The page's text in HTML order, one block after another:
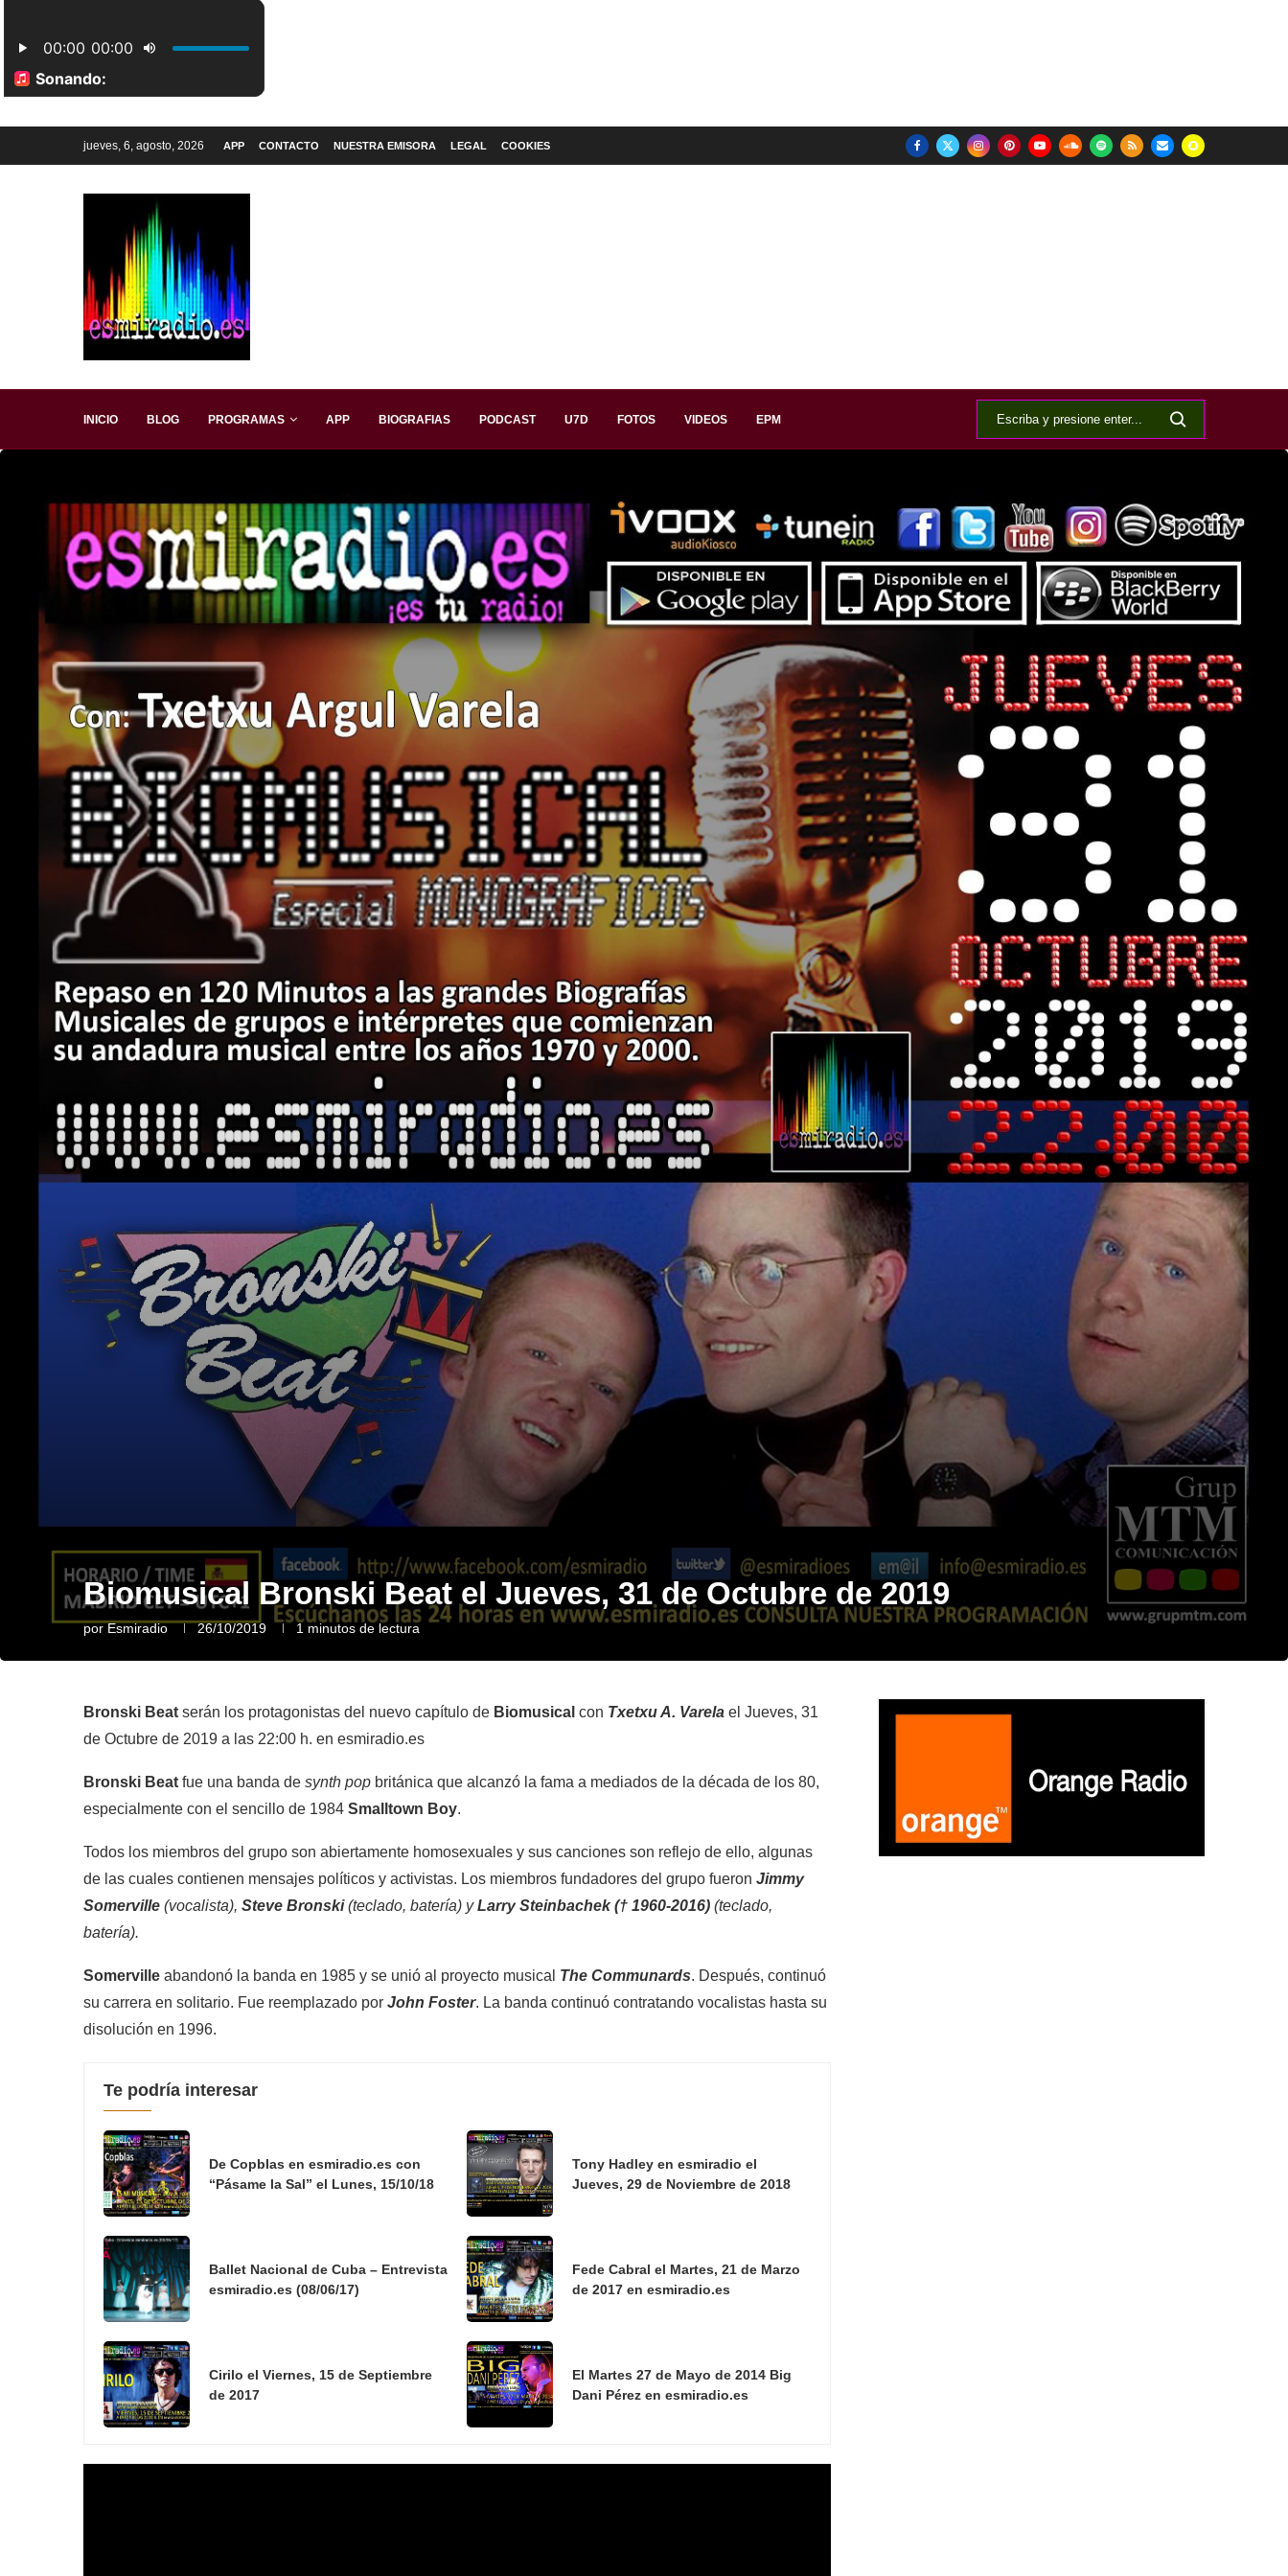
jueves, 6, agosto, 2026 APP CONTACTO NUESTRA EMISORA LEGAL COOKIES
INICIO BLOG PROGRAMAS APP BIOGRAFIAS PODCAST U7D FOTOS VIDEOS EPM
Biomusical Bronski Beat el Jueves, 31 de Octubre de 2019
porEsmiradio 26/10/2019 1 minutos de lectura
Bronski Beat serán los protagonistas del nuevo capítulo de Biomusical con Txetxu A. Varela el Jueves, 31
de Octubre de 2019 a las 22:00 h. en esmiradio.es
Bronski Beat fue una banda de synth pop británica que alcanzó la fama a mediados de la década de los 80,
especialmente con el sencillo de 1984 Smalltown Boy.
Todos los miembros del grupo son abiertamente homosexuales y sus canciones son reflejo de ello, algunas
de las cuales contienen mensajes políticos y activistas. Los miembros fundadores del grupo fueron Jimmy
Somerville (vocalista), Steve Bronski(teclado, batería) yLarry Steinbachek († 1960-2016) (teclado,
batería).
Somerville abandonó la banda en 1985 y se unió al proyecto musical The Communards. Después, continuó
su carrera en solitario. Fue reemplazado por John Foster. La banda continuó contratando vocalistas hasta su
disolución en 1996.
Te podría interesar
De Copblas en esmiradio.es con
“Pásame la Sal” el Lunes, 15/10/18
Tony Hadley en esmiradio el
Jueves, 29 de Noviembre de 2018
Ballet Nacional de Cuba – Entrevista
esmiradio.es (08/06/17)
Fede Cabral el Martes, 21 de Marzo
de 2017 en esmiradio.es
Cirilo el Viernes, 15 de Septiembre
de 2017
El Martes 27 de Mayo de 2014 Big
Dani Pérez en esmiradio.es